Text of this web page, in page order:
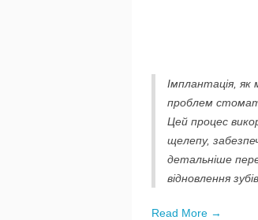
Імплантація, як
проблем
Цей процес
щелепу,
детальніше
відновлення зубів.
Read More →